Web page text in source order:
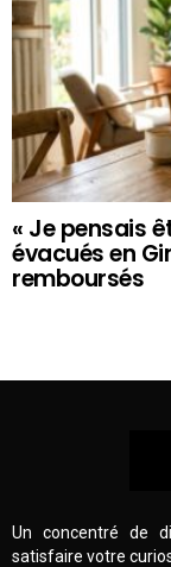
« Je pensais
évacués en
remboursés
Un concentré de
satisfaire votre